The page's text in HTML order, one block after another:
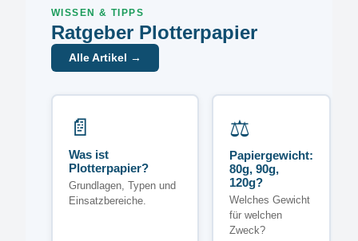
WISSEN & TIPPS
Ratgeber Plotterpapier
Alle Artikel →
📄
Was ist
Plotterpapier?
Grundlagen, Typen und
Einsatzbereiche.
⚖️
Papiergewicht:
80g, 90g,
120g?
Welches Gewicht
für welchen
Zweck?